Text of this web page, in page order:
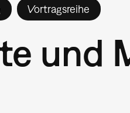
Vortragsreihe
und